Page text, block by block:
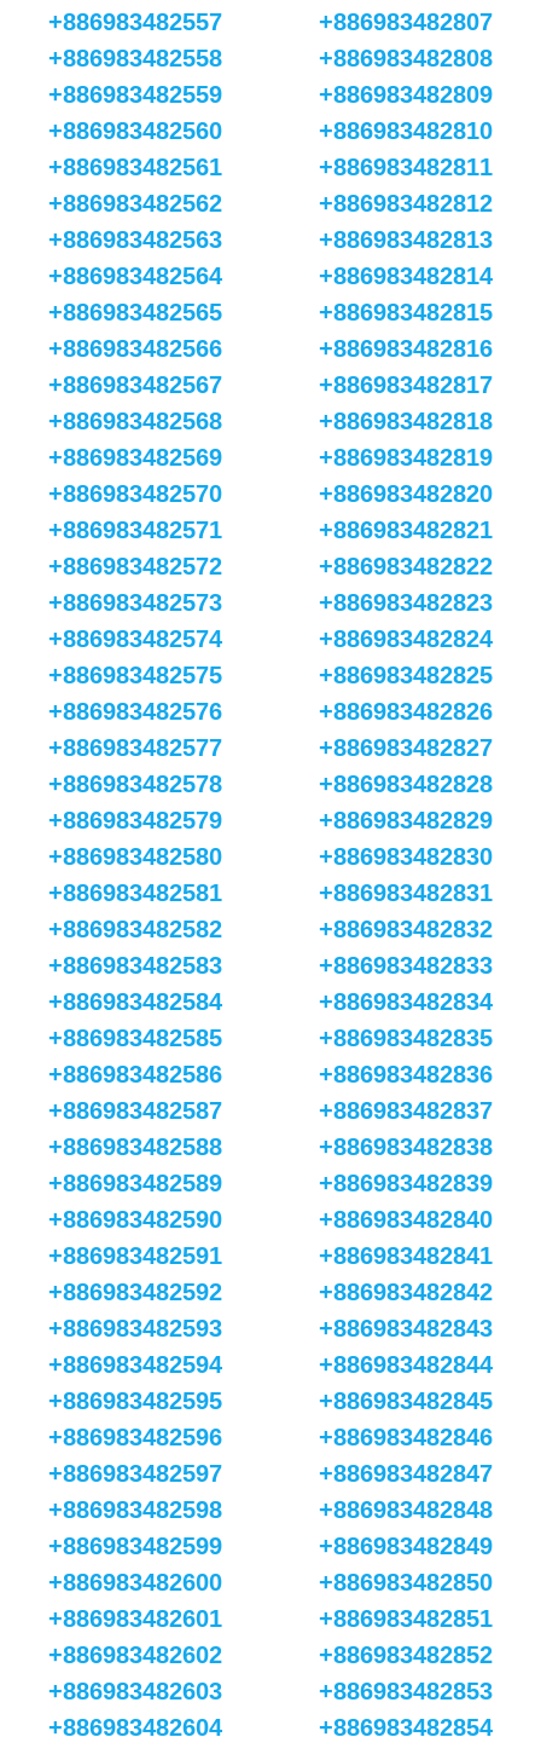
+886983482557
+886983482558
+886983482559
+886983482560
+886983482561
+886983482562
+886983482563
+886983482564
+886983482565
+886983482566
+886983482567
+886983482568
+886983482569
+886983482570
+886983482571
+886983482572
+886983482573
+886983482574
+886983482575
+886983482576
+886983482577
+886983482578
+886983482579
+886983482580
+886983482581
+886983482582
+886983482583
+886983482584
+886983482585
+886983482586
+886983482587
+886983482588
+886983482589
+886983482590
+886983482591
+886983482592
+886983482593
+886983482594
+886983482595
+886983482596
+886983482597
+886983482598
+886983482599
+886983482600
+886983482601
+886983482602
+886983482603
+886983482604
+886983482807
+886983482808
+886983482809
+886983482810
+886983482811
+886983482812
+886983482813
+886983482814
+886983482815
+886983482816
+886983482817
+886983482818
+886983482819
+886983482820
+886983482821
+886983482822
+886983482823
+886983482824
+886983482825
+886983482826
+886983482827
+886983482828
+886983482829
+886983482830
+886983482831
+886983482832
+886983482833
+886983482834
+886983482835
+886983482836
+886983482837
+886983482838
+886983482839
+886983482840
+886983482841
+886983482842
+886983482843
+886983482844
+886983482845
+886983482846
+886983482847
+886983482848
+886983482849
+886983482850
+886983482851
+886983482852
+886983482853
+886983482854